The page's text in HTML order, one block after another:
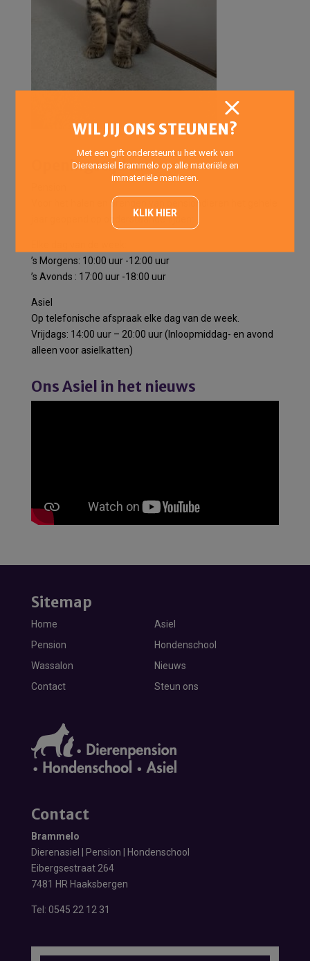
Openingstijden
Voor het halen en brengen van pensiondieren het gehele
jaar geopend op onderstaande tijden:
’s Morgens: 10:00 uur -12:00 uur
’s Avonds : 17:00 uur -18:00 uur
Asiel
Op telefonische afspraak elke dag van de week.
Vrijdags: 14:00 uur – 20:00 uur (Inloopmiddag- en avond
alleen voor asielkatten)
Ons Asiel in het nieuws
WIL JIJ ONS STEUNEN?
Met een gift ondersteunt u het werk van
Dierenasiel Brammelo op alle materiële en
immateriële manieren.
KLIK HIER
Sitemap
Home
Asiel
Pension
Hondenschool
Wassalon
Nieuws
Contact
Steun ons
Contact
Brammelo
Dierenasiel | Pension | Hondenschool
Eibergsestraat 264
7481 HR Haaksbergen
Tel: 0545 22 12 31